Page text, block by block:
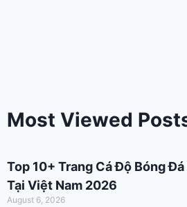
Most Viewed
Top 10+ Trang Cá Độ Bóng
Tại Việt Nam 2026
August 6, 2026